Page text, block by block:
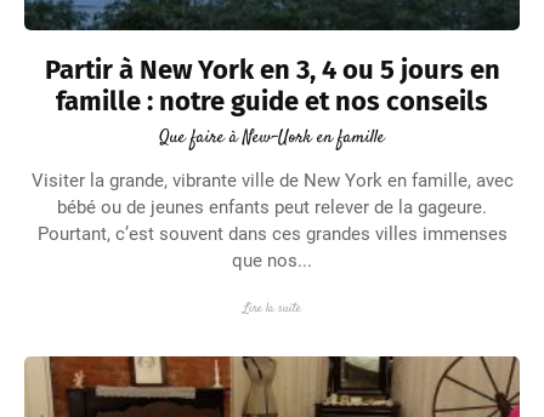
Partir à New York en 3, 4 ou 5 jours en
famille : notre guide et nos conseils
Que faire à New-Uork en famille
Visiter la grande, vibrante ville de New York en famille, avec
bébé ou de jeunes enfants peut relever de la gageure.
Pourtant, c’est souvent dans ces grandes villes immenses
que nos...
Lire la suite